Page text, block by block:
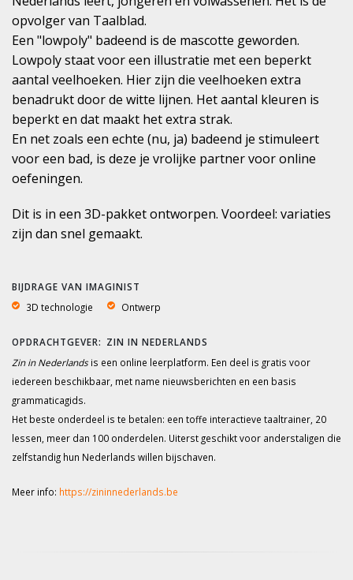
opvolger van Taalblad.
Een "lowpoly" badeend is de mascotte geworden.
Lowpoly staat voor een illustratie met een beperkt
aantal veelhoeken. Hier zijn die veelhoeken extra
benadrukt door de witte lijnen. Het aantal kleuren is
beperkt en dat maakt het extra strak.
En net zoals een echte (nu, ja) badeend je stimuleert
voor een bad, is deze je vrolijke partner voor online
oefeningen.
Dit is in een 3D-pakket ontworpen. Voordeel: variaties
zijn dan snel gemaakt.
BIJDRAGE VAN IMAGINIST
3D technologie
Ontwerp
ZIN IN NEDERLANDS
Zin in Nederlandsis een online leerplatform. Een deel is gratis voor
iedereen beschikbaar, met name nieuwsberichten en een basis
grammaticagids.
Het beste onderdeel is te betalen: een toffe interactieve taaltrainer, 20
lessen, meer dan 100 onderdelen. Uiterst geschikt voor anderstaligen die
zelfstandig hun Nederlands willen bijschaven.
Meer info: https://zininnederlands.be